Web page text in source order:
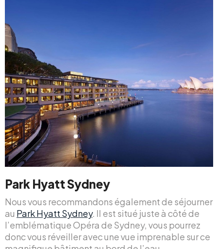
Park Hyatt Sydney
Nous vous recommandons également de séjourner
au Park Hyatt Sydney. Il est situé juste à côté de
l’emblématique Opéra de Sydney, vous pourrez
donc vous réveiller avec une vue imprenable sur ce